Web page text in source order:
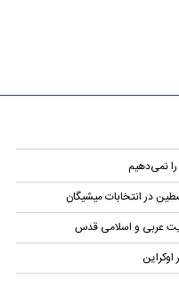
نمی‌دهیم
در انتخابات میشیگان
عربی و اسلامی قدس